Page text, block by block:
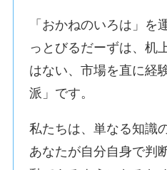
「おかねのいろは」を
っとびるだーずは、机
はない、市場を直に経
派」です。
私たちは、単なる知識
あなたが自分自身で判